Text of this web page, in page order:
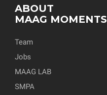
ABOUT
MAAG MOMENTS
Team
Jobs
MAAG LAB
SMPA